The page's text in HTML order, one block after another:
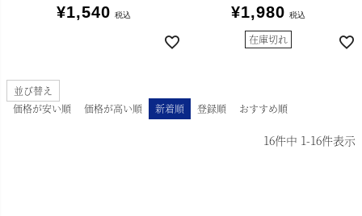
¥1,540 税込 ¥1,980 税込
在庫切れ
並び替え
価格が安い順
価格が高い順 新着順 登録順 おすすめ順
16件中 1-16件表示